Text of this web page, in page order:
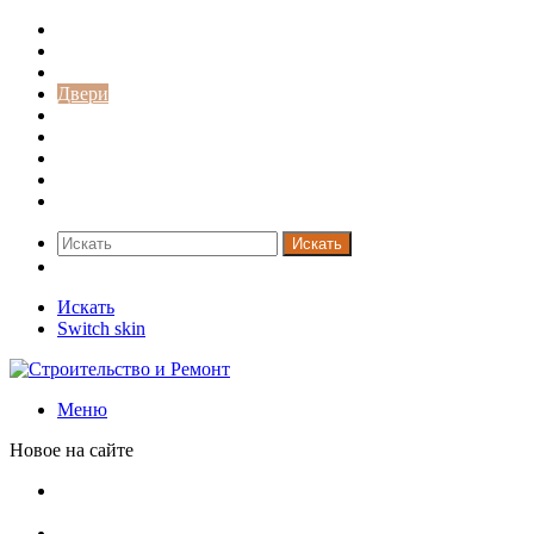
Двери
Искать
Искать
Switch skin
Меню
Новое на сайте